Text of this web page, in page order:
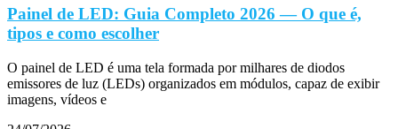
Painel de LED: Guia Completo 2026 — O que é,
tipos e como escolher
O painel de LED é uma tela formada por milhares de diodos
emissores de luz (LEDs) organizados em módulos, capaz de exibir
imagens, vídeos e